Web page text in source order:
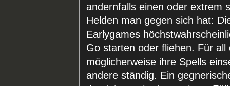
andernfalls einen oder extrem
Helden man gegen sich hat:
Earlygames
Go starten oder fliehen. Für
möglicherweise ihre Spells
andere ständig. Ein